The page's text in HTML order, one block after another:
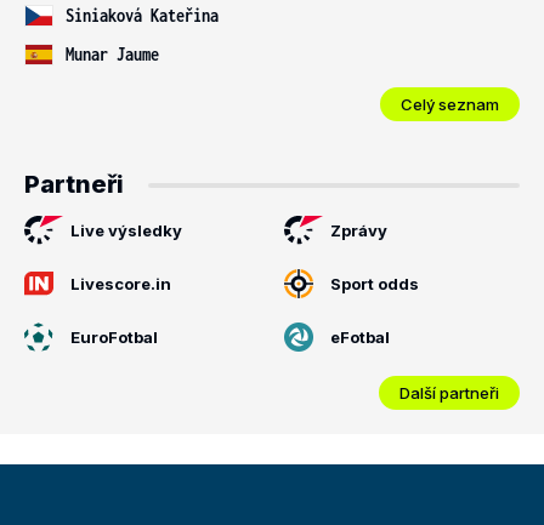
Siniaková Kateřina
Munar Jaume
Celý seznam
Partneři
Live výsledky Zprávy
Livescore.in Sport odds
EuroFotbal eFotbal
Další partneři